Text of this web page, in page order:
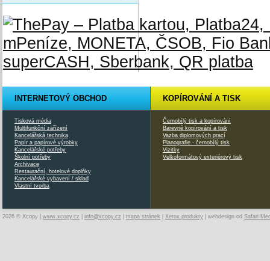
INTERNETOVÝ OBCHOD
Tisková média
Multifunkční zařízení
Kancelářská technika
Papír a papírové výrobky
Kancelářské potřeby
Školní potřeby
Archivace
Restaurační, hotelové doplňky
Kancelářské vybavení / sklad
Vlastní tvorba
KOPÍROVÁNÍ A TISK
Černobílý tisk a kopírování
Barevné kopírování a tisk
Vazba diplomových prací
Planografie - černobílý tisk
Vizitky
Velkoformátový exteriérový tisk
2026 © Xcopy | www.xcopy.cz info@xcopy.cz mapa stránek Xerox produkty | webdesign od Safari